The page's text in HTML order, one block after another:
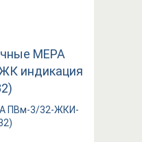
ПВм-3/32-ЖКИ-